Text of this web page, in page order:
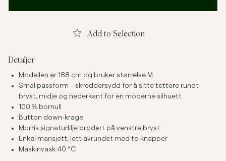
Undertøy
Add to Selection
Detaljer
Modellen er 188 cm og bruker størrelse M
Smal passform – skreddersydd for å sitte tettere rundt
bryst, midje og nederkant for en moderne silhuett
100 % bomull
Button down-krage
Morris signaturlilje brodert på venstre bryst
Enkel mansjett, lett avrundet med to knapper
Maskinvask 40 °C